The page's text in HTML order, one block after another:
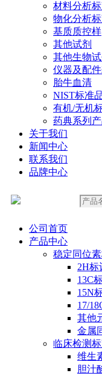
材料分析
物化分析
基质质控样
其他试剂
其他生物试
仪器及配
胎牛血清
NIST标准
有机/无机
药典系列
关于我们
新闻中心
联系我们
品牌中心
公司首页
产品中心
稳定同位
2H标
13C
15N
17/
其他
金属
临床检测
维生
胆汁